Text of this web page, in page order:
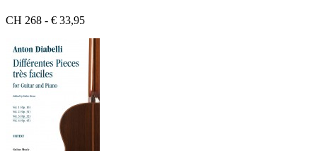
CH 268 - € 33,95